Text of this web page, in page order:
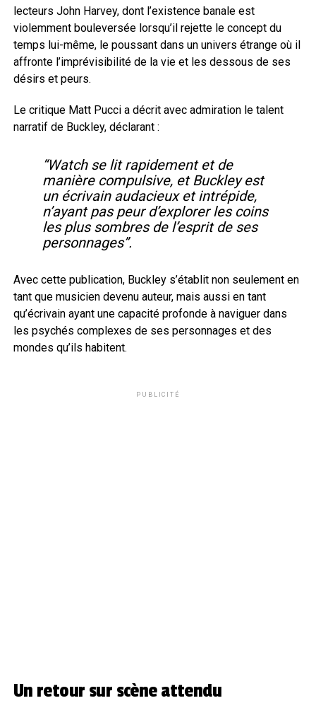
lecteurs John Harvey, dont l’existence banale est
violemment bouleversée lorsqu’il rejette le concept du
temps lui-même, le poussant dans un univers étrange où il
affronte l’imprévisibilité de la vie et les dessous de ses
désirs et peurs.
Le critique Matt Pucci a décrit avec admiration le talent
narratif de Buckley, déclarant :
“Watch se lit rapidement et de
manière compulsive, et Buckley est
un écrivain audacieux et intrépide,
n’ayant pas peur d’explorer les coins
les plus sombres de l’esprit de ses
personnages”.
Avec cette publication, Buckley s’établit non seulement en
tant que musicien devenu auteur, mais aussi en tant
qu’écrivain ayant une capacité profonde à naviguer dans
les psychés complexes de ses personnages et des
mondes qu’ils habitent.
PUBLICITÉ
Un retour sur scène attendu